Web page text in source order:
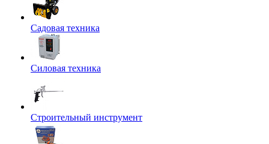
Садовая техника
Силовая техника
Строительный инструмент